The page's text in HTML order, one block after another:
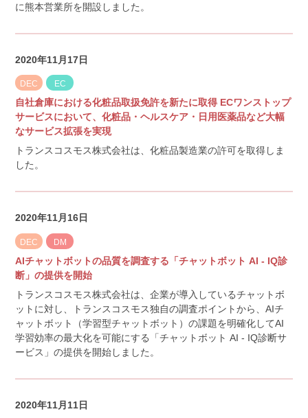
に熊本営業所を開設しました。
2020年11月17日
DEC EC
自社倉庫における化粧品取扱免許を新たに取得 ECワンストップ
サービスにおいて、化粧品・ヘルスケア・日用医薬品など大幅
なサービス拡張を実現
トランスコスモス株式会社は、化粧品製造業の許可を取得しま
した。
2020年11月16日
DEC DM
AIチャットボットの品質を調査する「チャットボット AI - IQ診
断」の提供を開始
トランスコスモス株式会社は、企業が導入しているチャットボ
ットに対し、トランスコスモス独自の調査ポイントから、AIチ
ャットボット（学習型チャットボット）の課題を明確化してAI
学習効率の最大化を可能にする「チャットボット AI - IQ診断サ
ービス」の提供を開始しました。
2020年11月11日